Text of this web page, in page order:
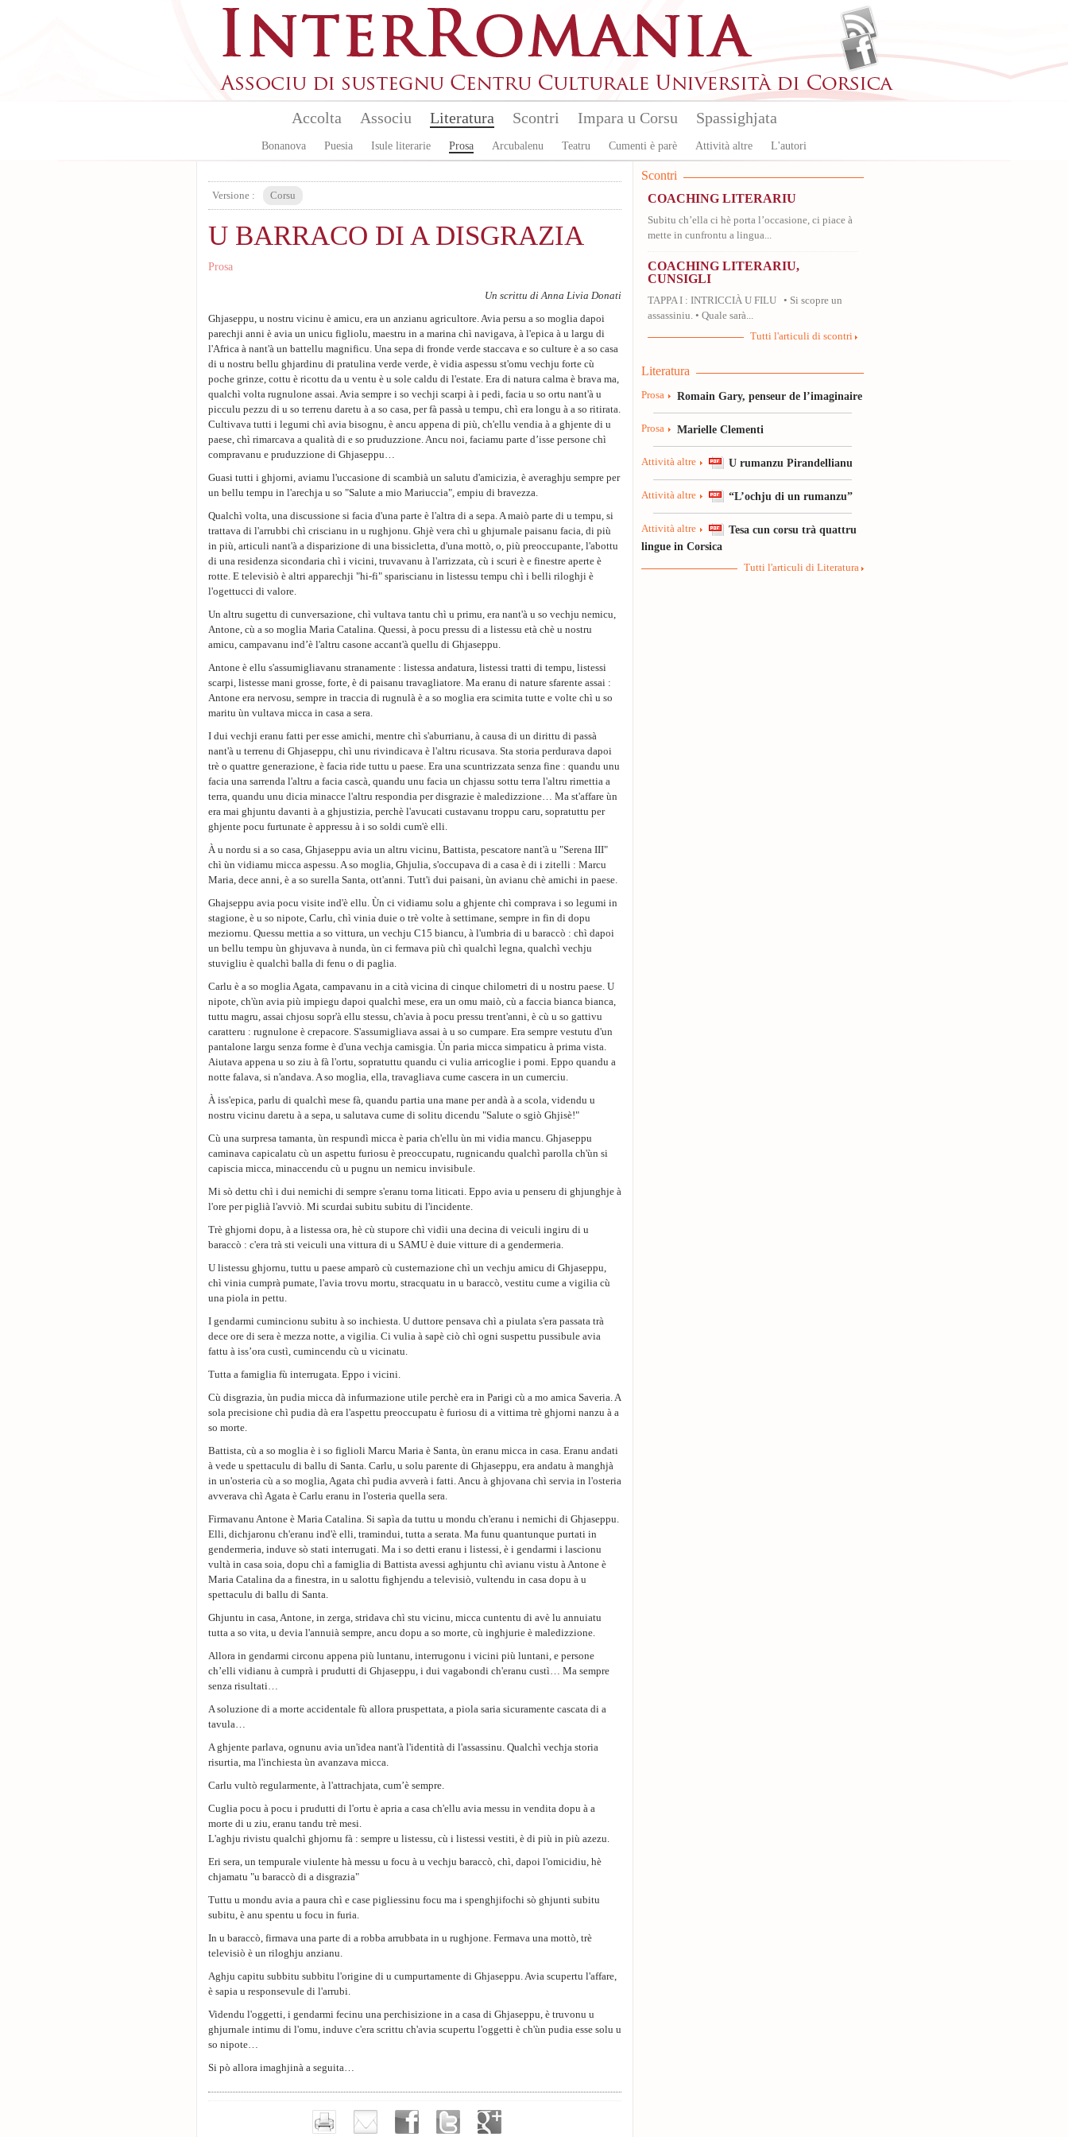
Accolta Associu Literatura
Bonanova Puesia Isule literarie Prosa Arcubalenu Teatru Cumenti è parè Attività altre L'autori
Scontri Impara u Corsu Spassighjata
Versione : Corsu
U BARRACO DI A DISGRAZIA
Prosa
Un scrittu di Anna Livia Donati
Ghjaseppu, u nostru vicinu è amicu, era un anzianu agricultore. Avia persu a so moglia dapoi
parechji anni è avia un unicu figliolu, maestru in a marina chì navigava, à l'epica à u largu di
l'Africa à nant'à un battellu magnificu. Una sepa di fronde verde staccava e so culture è a so casa
di u nostru bellu ghjardinu di pratulina verde verde, è vidia aspessu st'omu vechju forte cù
poche grinze, cottu è ricottu da u ventu è u sole caldu di l'estate. Era di natura calma è brava ma,
qualchì volta rugnulone assai. Avia sempre i so vechji scarpi à i pedi, facia u so ortu nant'à u
picculu pezzu di u so terrenu daretu à a so casa, per fà passà u tempu, chì era longu à a so ritirata.
Cultivava tutti i legumi chì avia bisognu, è ancu appena di più, ch'ellu vendia à a ghjente di u
paese, chì rimarcava a qualità di e so pruduzzione. Ancu noi, faciamu parte d’isse persone chì
compravanu e pruduzzione di Ghjaseppu…
Guasi tutti i ghjorni, aviamu l'uccasione di scambià un salutu d'amicizia, è averaghju sempre per
un bellu tempu in l'arechja u so "Salute a mio Mariuccia", empiu di bravezza.
Qualchì volta, una discussione si facia d'una parte è l'altra di a sepa. A maiò parte di u tempu, si
trattava di l'arrubbi chì criscianu in u rughjonu. Ghjè vera chì u ghjurnale paisanu facia, di più
in più, articuli nant'à a disparizione di una bissicletta, d'una mottò, o, più preoccupante, l'abottu
di una residenza sicondaria chì i vicini, truvavanu à l'arrizzata, cù i scuri è e finestre aperte è
rotte. E televisiò è altri apparechji "hi-fi" spariscianu in listessu tempu chì i belli riloghji è
l'ogettucci di valore.
Un altru sugettu di cunversazione, chì vultava tantu chì u primu, era nant'à u so vechju nemicu,
Antone, cù a so moglia Maria Catalina. Quessi, à pocu pressu di a listessu età chè u nostru
amicu, campavanu ind’è l'altru casone accant'à quellu di Ghjaseppu.
Antone è ellu s'assumigliavanu stranamente : listessa andatura, listessi tratti di tempu, listessi
scarpi, listesse mani grosse, forte, è di paisanu travagliatore. Ma eranu di nature sfarente assai :
Antone era nervosu, sempre in traccia di rugnulà è a so moglia era scimita tutte e volte chì u so
maritu ùn vultava micca in casa a sera.
I dui vechji eranu fatti per esse amichi, mentre chì s'aburrianu, à causa di un dirittu di passà
nant'à u terrenu di Ghjaseppu, chì unu rivindicava è l'altru ricusava. Sta storia perdurava dapoi
trè o quattre generazione, è facia ride tuttu u paese. Era una scuntrizzata senza fine : quandu unu
facia una sarrenda l'altru a facia cascà, quandu unu facia un chjassu sottu terra l'altru rimettia a
terra, quandu unu dicia minacce l'altru respondia per disgrazie è maledizzione… Ma st'affare ùn
era mai ghjuntu davanti à a ghjustizia, perchè l'avucati custavanu troppu caru, sopratuttu per
ghjente pocu furtunate è appressu à i so soldi cum'è elli.
À u nordu si a so casa, Ghjaseppu avia un altru vicinu, Battista, pescatore nant'à u "Serena III"
chì ùn vidiamu micca aspessu. A so moglia, Ghjulia, s'occupava di a casa è di i zitelli : Marcu
Maria, dece anni, è a so surella Santa, ott'anni. Tutt'i dui paisani, ùn avianu chè amichi in paese.
Ghajseppu avia pocu visite ind'è ellu. Ùn ci vidiamu solu a ghjente chì comprava i so legumi in
stagione, è u so nipote, Carlu, chì vinia duie o trè volte à settimane, sempre in fin di dopu
meziornu. Quessu mettia a so vittura, un vechju C15 biancu, à l'umbria di u baraccò : chì dapoi
un bellu tempu ùn ghjuvava à nunda, ùn ci fermava più chì qualchì legna, qualchì vechju
stuvigliu è qualchì balla di fenu o di paglia.
Carlu è a so moglia Agata, campavanu in a cità vicina di cinque chilometri di u nostru paese. U
nipote, ch'ùn avia più impiegu dapoi qualchì mese, era un omu maiò, cù a faccia bianca bianca,
tuttu magru, assai chjosu sopr'à ellu stessu, ch'avia à pocu pressu trent'anni, è cù u so gattivu
caratteru : rugnulone è crepacore. S'assumigliava assai à u so cumpare. Era sempre vestutu d'un
pantalone largu senza forme è d'una vechja camisgia. Ùn paria micca simpaticu à prima vista.
Aiutava appena u so ziu à fà l'ortu, sopratuttu quandu ci vulia arricoglie i pomi. Eppo quandu a
notte falava, si n'andava. A so moglia, ella, travagliava cume cascera in un cumerciu.
À iss'epica, parlu di qualchì mese fà, quandu partia una mane per andà à a scola, videndu u
nostru vicinu daretu à a sepa, u salutava cume di solitu dicendu "Salute o sgiò Ghjisè!"
Cù una surpresa tamanta, ùn respundì micca è paria ch'ellu ùn mi vidia mancu. Ghjaseppu
caminava capicalatu cù un aspettu furiosu è preoccupatu, rugnicandu qualchì parolla ch'ùn si
capiscia micca, minaccendu cù u pugnu un nemicu invisibule.
Mi sò dettu chì i dui nemichi di sempre s'eranu torna liticati. Eppo avia u penseru di ghjunghje à
l'ore per piglià l'avviò. Mi scurdai subitu subitu di l'incidente.
Trè ghjorni dopu, à a listessa ora, hè cù stupore chì vidìi una decina di veiculi ingiru di u
baraccò : c'era trà sti veiculi una vittura di u SAMU è duie vitture di a gendermeria.
U listessu ghjornu, tuttu u paese amparò cù custernazione chì un vechju amicu di Ghjaseppu,
chì vinia cumprà pumate, l'avia trovu mortu, stracquatu in u baraccò, vestitu cume a vigilia cù
una piola in pettu.
I gendarmi cumincionu subitu à so inchiesta. U duttore pensava chì a piulata s'era passata trà
dece ore di sera è mezza notte, a vigilia. Ci vulia à sapè ciò chì ogni suspettu pussibule avia
fattu à iss’ora custì, cumincendu cù u vicinatu.
Tutta a famiglia fù interrugata. Eppo i vicini.
Cù disgrazia, ùn pudia micca dà infurmazione utile perchè era in Parigi cù a mo amica Saveria. A
sola precisione chì pudia dà era l'aspettu preoccupatu è furiosu di a vittima trè ghjorni nanzu à a
so morte.
Battista, cù a so moglia è i so figlioli Marcu Maria è Santa, ùn eranu micca in casa. Eranu andati
à vede u spettaculu di ballu di Santa. Carlu, u solu parente di Ghjaseppu, era andatu à manghjà
in un'osteria cù a so moglia, Agata chì pudia avverà i fatti. Ancu à ghjovana chì servia in l'osteria
avverava chì Agata è Carlu eranu in l'osteria quella sera.
Firmavanu Antone è Maria Catalina. Si sapìa da tuttu u mondu ch'eranu i nemichi di Ghjaseppu.
Elli, dichjaronu ch'eranu ind'è elli, tramindui, tutta a serata. Ma funu quantunque purtati in
gendermeria, induve sò stati interrugati. Ma i so detti eranu i listessi, è i gendarmi i lascionu
vultà in casa soia, dopu chì a famiglia di Battista avessi aghjuntu chì avianu vistu à Antone è
Maria Catalina da a finestra, in u salottu fighjendu a televisiò, vultendu in casa dopu à u
spettaculu di ballu di Santa.
Ghjuntu in casa, Antone, in zerga, stridava chì stu vicinu, micca cuntentu di avè lu annuiatu
tutta a so vita, u devia l'annuià sempre, ancu dopu a so morte, cù inghjurie è maledizzione.
Allora in gendarmi circonu appena più luntanu, interrugonu i vicini più luntani, e persone
ch’elli vidianu à cumprà i prudutti di Ghjaseppu, i dui vagabondi ch'eranu custì… Ma sempre
senza risultati…
A soluzione di a morte accidentale fù allora pruspettata, a piola saria sicuramente cascata di a
tavula…
A ghjente parlava, ognunu avia un'idea nant'à l'identità di l'assassinu. Qualchì vechja storia
risurtia, ma l'inchiesta ùn avanzava micca.
Carlu vultò regularmente, à l'attrachjata, cum’è sempre.
Cuglia pocu à pocu i prudutti di l'ortu è apria a casa ch'ellu avia messu in vendita dopu à a
morte di u ziu, eranu tandu trè mesi.
L'aghju rivistu qualchì ghjornu fà : sempre u listessu, cù i listessi vestiti, è di più in più azezu.
Eri sera, un tempurale viulente hà messu u focu à u vechju baraccò, chì, dapoi l'omicidiu, hè
chjamatu "u baraccò di a disgrazia"
Tuttu u mondu avia a paura chì e case pigliessinu focu ma i spenghjifochi sò ghjunti subitu
subitu, è anu spentu u focu in furia.
In u baraccò, firmava una parte di a robba arrubbata in u rughjone. Fermava una mottò, trè
televisiò è un riloghju anzianu.
Aghju capitu subbitu subbitu l'origine di u cumpurtamente di Ghjaseppu. Avia scupertu l'affare,
è sapia u responsevule di l'arrubi.
Videndu l'oggetti, i gendarmi fecinu una perchisizione in a casa di Ghjaseppu, è truvonu u
ghjurnale intimu di l'omu, induve c'era scrittu ch'avia scupertu l'oggetti è ch'ùn pudia esse solu u
so nipote…
Si pò allora imaghjinà a seguita…
Scontri
COACHING LITERARIU
Subitu ch’ella ci hè porta l’occasione, ci piace à
mette in cunfrontu a lingua...
COACHING LITERARIU,
CUNSIGLI
TAPPA I : INTRICCIÀ U FILU • Si scopre un
assassiniu. • Quale sarà...
Tutti l'articuli di scontri
Literatura
Prosa Romain Gary, penseur de l’imaginaire
Prosa Marielle Clementi
Attività altre U rumanzu Pirandellianu
Attività altre “L’ochju di un rumanzu”
Attività altre
Tesa cun corsu trà quattru
lingue in Corsica
Tutti l'articuli di Literatura